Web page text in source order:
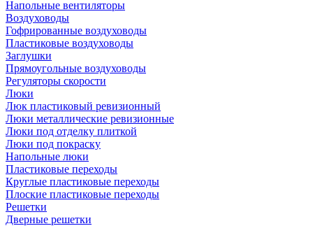
Напольные вентиляторы
Воздуховоды
Гофрированные воздуховоды
Пластиковые воздуховоды
Заглушки
Прямоугольные воздуховоды
Регуляторы скорости
Люки
Люк пластиковый ревизионный
Люки металлические ревизионные
Люки под отделку плиткой
Люки под покраску
Напольные люки
Пластиковые переходы
Круглые пластиковые переходы
Плоские пластиковые переходы
Решетки
Дверные решетки